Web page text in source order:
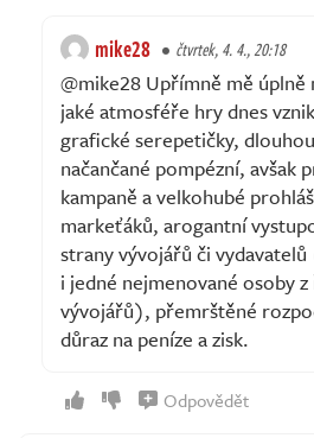
mike28 čtvrtek, 4. 4., 20:18
@mike28 Upřímně mě
jaké atmosféře hry dnes
grafické serepetičky,
načančané pompézní, avšak
kampaně a velkohubé
markeťáků, arogantní
strany vývojářů či
i jedné nejmenované osoby z
vývojářů), přemrštěné
důraz na peníze a zisk.
Odpovědět